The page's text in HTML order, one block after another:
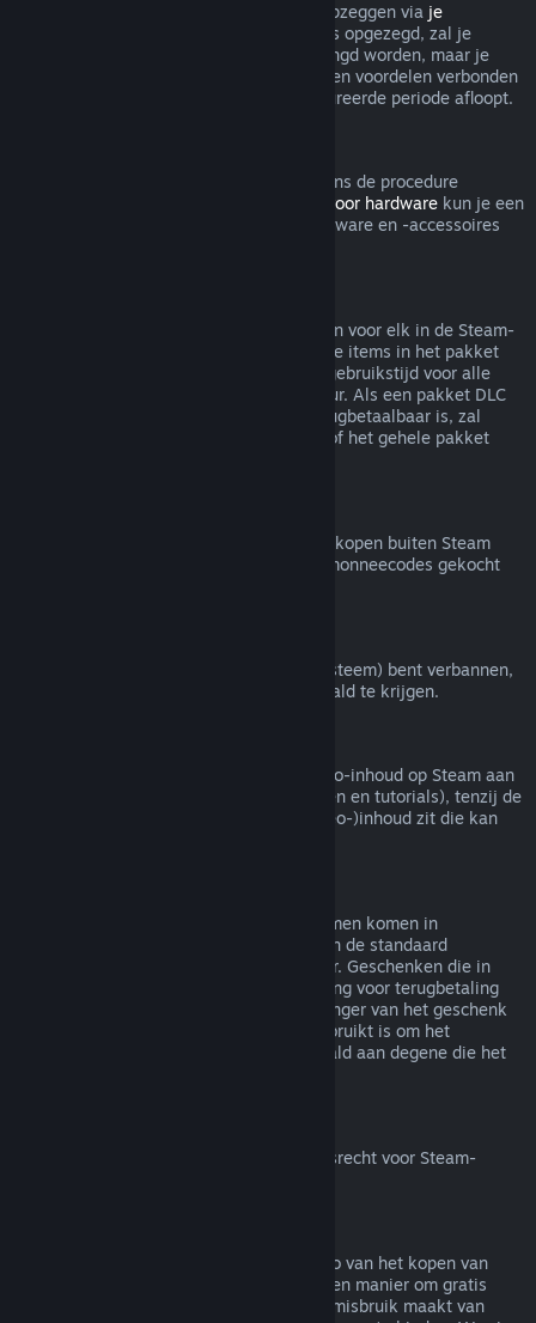
Je kunt een lopend abonnement steeds opzeggen via je
. Zodra je abonnement is opgezegd, zal je
abonnement niet meer automatisch verlengd worden, maar je
blijft wel toegang hebben tot alle inhoud en voordelen verbonden
aan je abonnement tot de huidige gefactureerde periode afloopt.
Binnen de relevante tijdsperiode en volgens de procedure
Terugbetalingsbeleid voor hardwarekun je een
terugbetaling aanvragen voor Steam-hardware en -accessoires
Je kunt een volledige terugbetaling krijgen voor elk in de Steam-
winkel gekocht pakket zolang geen van de items in het pakket
zijn overgedragen en de gecombineerde gebruikstijd voor alle
items in het pakket minder is dan twee uur. Als een pakket DLC
of een item in een spel bevat dat niet terugbetaalbaar is, zal
Steam je tijdens het afrekenen vertellen of het gehele pakket
Valve doet geen terugbetalingen voor aankopen buiten Steam
(bijvoorbeeld cd-sleutels of Steam-portemonneecodes gekocht
Als je door VAC (het Valve Anti-Cheat-systeem) bent verbannen,
verlies je het recht om dat spel terugbetaald te krijgen.
We bieden geen terugbetalingen van video-inhoud op Steam aan
(bijv. films, korte films, series, afleveringen en tutorials), tenzij de
video in een bundel met andere (niet-video-)inhoud zit die kan
Geschenken die niet in gebruik zijn genomen komen in
aanmerking voor een terugbetaling binnen de standaard
terugbetalingsperiode van 14 dagen/2 uur. Geschenken die in
gebruik zijn genomen komen in aanmerking voor terugbetaling
onder dezelfde voorwaarden als de ontvanger van het geschenk
de terugbetaling aanvraagt. Saldo dat gebruikt is om het
geschenk te kopen zal worden terugbetaald aan degene die het
Voor meer uitleg over hoe het herroepingsrecht voor Steam-
Terugbetalingen zijn bedoeld om het risico van het kopen van
titels op Steam weg te nemen - niet als een manier om gratis
spellen te krijgen. Als het ons lijkt dat je misbruik maakt van